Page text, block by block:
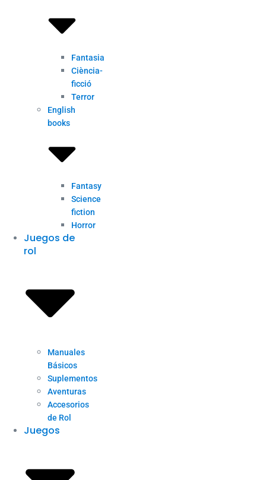
Fantasia
Ciència-
ficció
Terror
English
books
Fantasy
Science
fiction
Horror
Juegos de
rol
Manuales
Básicos
Suplementos
Aventuras
Accesorios
de Rol
Juegos